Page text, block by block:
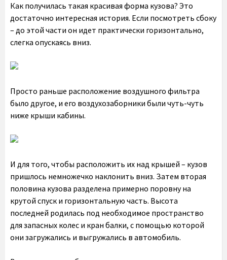
Как получилась такая красивая форма кузова? Это
достаточно интересная история. Если посмотреть сбоку
– до этой части он идет практически горизонтально,
слегка опускаясь вниз.
Просто раньше расположение воздушного фильтра
было другое, и его воздухозаборники были чуть-чуть
ниже крыши кабины.
И для того, чтобы расположить их над крышей – кузов
пришлось немножечко наклонить вниз. Затем вторая
половина кузова разделена примерно поровну на
крутой спуск и горизонтальную часть. Высота
последней родилась под необходимое пространство
для запасных колес и кран балки, с помощью которой
они загружались и выгружались в автомобиль.